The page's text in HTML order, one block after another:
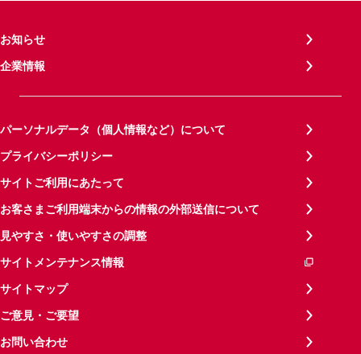
お知らせ
企業情報
パーソナルデータ（個人情報など）について
プライバシーポリシー
サイトご利用にあたって
お客さまご利用端末からの情報の外部送信について
見やすさ・使いやすさの調整
サイトメンテナンス情報
サイトマップ
ご意見・ご要望
お問い合わせ